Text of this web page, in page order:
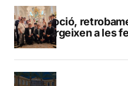
Devoció,
emergeixen a les